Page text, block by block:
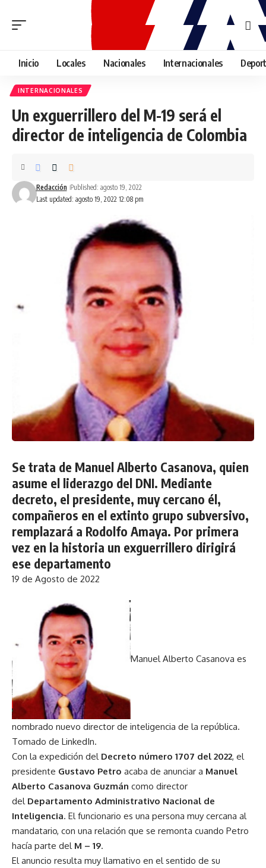
Inicio Locales Nacionales Internacionales
INTERNACIONALES
Un exguerrillero del M-19 será el
director de inteligencia de Colombia
Last updated: agosto 19, 2022 12:08 pm
Redacción Published: agosto 19, 2022
Se trata de Manuel Alberto Casanova, quien
asume el liderazgo del DNI. Mediante
decreto, el presidente, muy cercano él,
compañeros en el extinto grupo subversivo,
remplazará a Rodolfo Amaya. Por primera
vez en la historia un exguerrillero dirigirá
ese departamento
19 de Agosto de 2022
Manuel Alberto Casanova es
nombrado nuevo director de inteligencia de la república.
Tomado de LinkedIn.
Con la expedición del Decreto número 1707 del 2022, el
presidente Gustavo Petro acaba de anunciar a Manuel
Alberto Casanova Guzmán como director
del Departamento Administrativo Nacional de
Inteligencia. El funcionario es una persona muy cercana al
mandatario, con una relación que se remonta cuando Petro
hacía parte del M – 19.
El anuncio resulta muy llamativo en el sentido de su